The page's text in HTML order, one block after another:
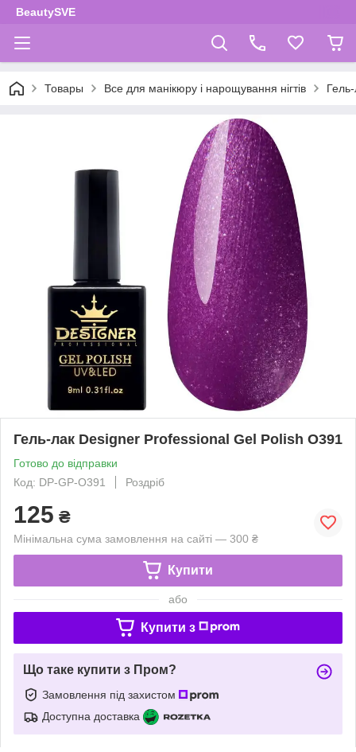
BeautySVE
Товары Все для манікюру і нарощування нігтів
Гель-лак Designer Professional Gel Polish O391
Готово до відправки
Код: DP-GP-O391
Роздріб
125 ₴
Мінімальна сума замовлення на сайті — 300 ₴
Купити
або
Купити з
Що таке купити з Пром?
Замовлення під захистом
Доступна доставка